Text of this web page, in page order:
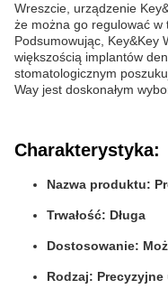
Wreszcie, urządzenie
że można go regulować w
Podsumowując, Key&Key
większością implantów
stomatologicznym
Way jest doskonałym
Charakterystyka:
Nazwa produktu:
Trwałość: Długa
Dostosowanie:
Rodzaj: